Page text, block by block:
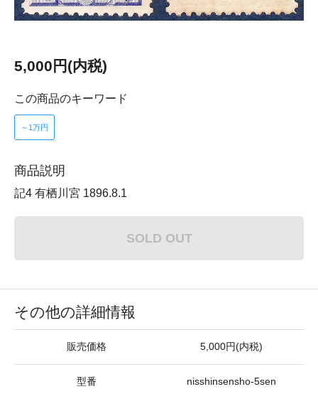
5,000円(内税)
この商品のキーワード
～1万円
商品説明
記4 有栖川宮 1896.8.1
SOLD OUT
その他の詳細情報
販売価格 5,000円(内税)
型番 nisshinsensho-5sen